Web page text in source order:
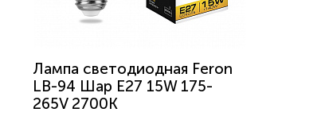
Лампа светодиодная Feron
LB-94 Шар E27 15W 175-
265V 2700K